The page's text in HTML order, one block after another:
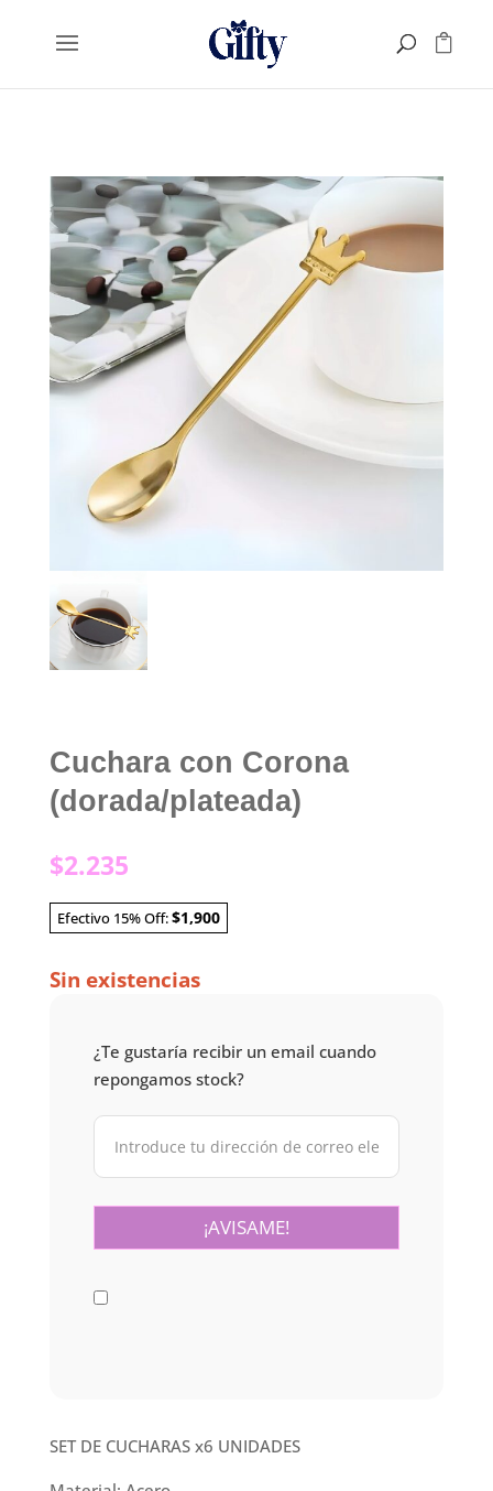
Cuchara con Corona
(dorada/plateada)
$2.235
Efectivo 15% Off:$1,900
Sin existencias
¿Te gustaría recibir un email cuando
repongamos stock?
SET DE CUCHARAS x6 UNIDADES